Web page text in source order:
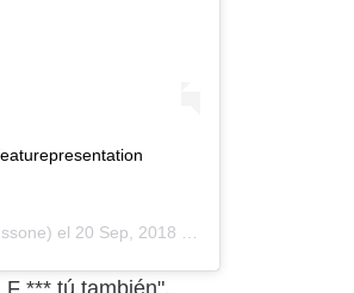
el 20 Sep, 2018 a las 8:12 PDT
*** tú también".